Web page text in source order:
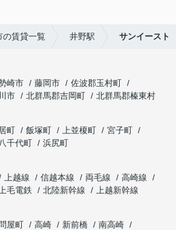
の賃貸一覧 井野駅 サンイースト
崎市 藤岡市
佐波郡玉村町
市 北群馬郡吉岡町
北群馬郡榛東村
町 飯塚町 上並榎町
宮子町
八千代町
浜尻町
上越線 信越本線 両毛線
高崎線
上毛電鉄 北陸新幹線
上越新幹線
屋町 高崎 新前橋
南高崎